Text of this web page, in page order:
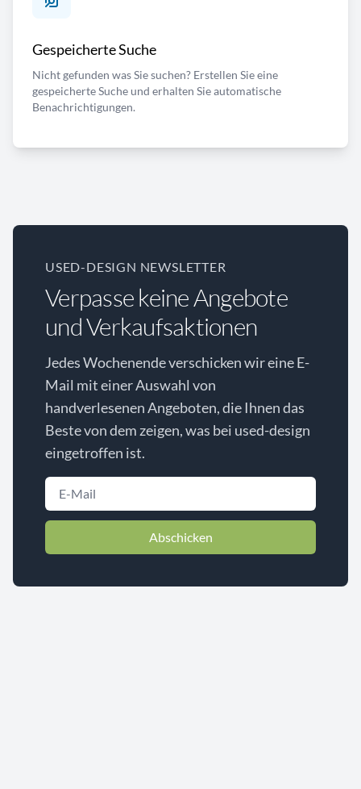
Gespeicherte Suche
Nicht gefunden was Sie suchen? Erstellen Sie eine
gespeicherte Suche und erhalten Sie automatische
Benachrichtigungen.
USED-DESIGN NEWSLETTER
Verpasse keine Angebote
und Verkaufsaktionen
Jedes Wochenende verschicken wir eine E-
Mail mit einer Auswahl von
handverlesenen Angeboten, die Ihnen das
Beste von dem zeigen, was bei used-design
eingetroffen ist.
Abschicken